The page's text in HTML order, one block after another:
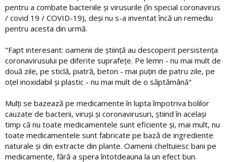
pentru a combate bacteriile și virusurile (în special coronavirus
/ covid 19 / COVID-19), deși nu s-a inventat încă un remediu
pentru acesta din urmă.
"Fapt interesant: oamenii de știință au descoperit persistența
coronavirusului pe diferite suprafețe. Pe lemn - nu mai mult de
două zile, pe sticlă, piatră, beton - mai puțin de patru zile, pe
oțel inoxidabil și plastic - nu mai mult de o săptămână"
Mulți se bazează pe medicamente în lupta împotriva bolilor
cauzate de bacterii, viruși și coronavirusuri, știind în același
timp că nu toate medicamentele sunt eficiente și, mai mult, nu
toate medicamentele sunt fabricate pe bază de ingrediente
naturale și din extracte din plante. Oamenii cheltuiesc bani pe
medicamente, fără a spera întotdeauna la un efect bun.